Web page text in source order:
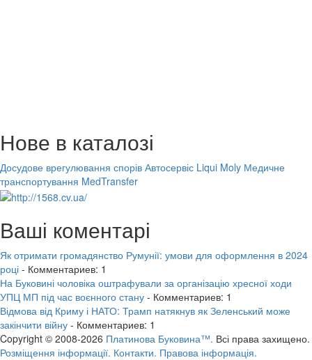
Нове в каталозі
Досудове врегулювання спорів Автосервіс Liqui Moly Медичне
транспортування MedTransfer
Ваші коментарі
Як отримати громадянство Румунії: умови для оформлення в 2024
році - Комментариев: 1
На Буковині чоловіка оштрафували за організацію хресної ходи
УПЦ МП під час воєнного стану - Комментариев: 1
Відмова від Криму і НАТО: Трамп натякнув як Зеленський може
закінчити війну - Комментариев: 1
Copyright © 2008-2026 Платинова Буковина™. Всі права захищено.
Розміщення інформації. Контакти. Правова інформація.